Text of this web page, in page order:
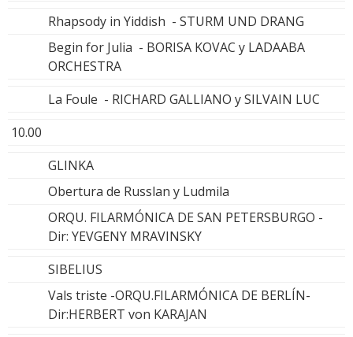
Rhapsody in Yiddish - STURM UND DRANG
Begin for Julia - BORISA KOVAC y LADAABA
ORCHESTRA
La Foule - RICHARD GALLIANO y SILVAIN LUC
10.00
GLINKA
Obertura de Russlan y Ludmila
ORQU. FILARMÓNICA DE SAN PETERSBURGO -
Dir: YEVGENY MRAVINSKY
SIBELIUS
Vals triste -ORQU.FILARMÓNICA DE BERLÍN-
Dir:HERBERT von KARAJAN